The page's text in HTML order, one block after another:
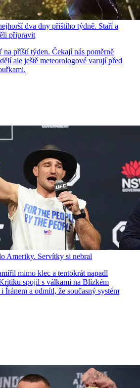
dva dny příštího týdně. Staří a
připravit
příští týden. Čekají nás poměrně
ale ještě meteorologové varují před
Ameriky. Servítky si nebral
mimo klec a tentokrát napadl
spojil s válkami na Blízkém
a odmítl, že současný systém